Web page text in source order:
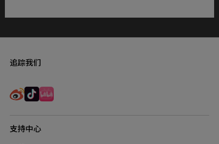
追踪我们
支持中心